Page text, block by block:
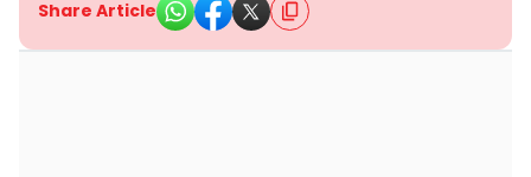
Share Article